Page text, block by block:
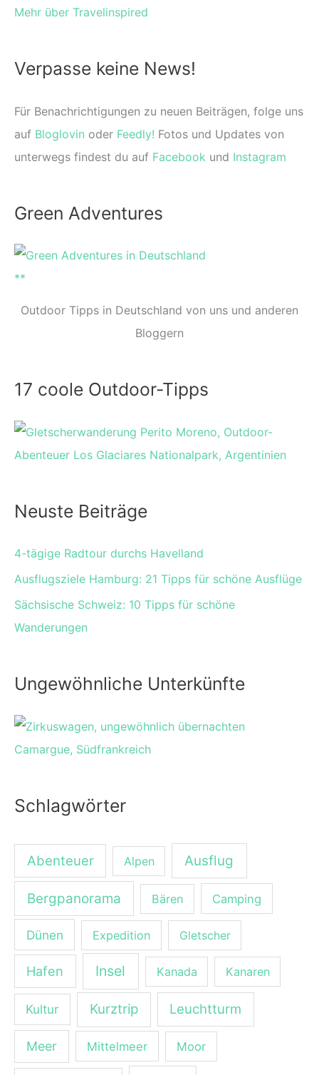
Mehr über Travelinspired
Verpasse keine News!
Für Benachrichtigungen zu neuen Beiträgen, folge uns
auf Bloglovin oder Feedly! Fotos und Updates von
unterwegs findest du auf Facebook und Instagram
Green Adventures
Outdoor Tipps in Deutschland von uns und anderen
Bloggern
17 coole Outdoor-Tipps
Neuste Beiträge
4-tägige Radtour durchs Havelland
Ausflugsziele Hamburg: 21 Tipps für schöne Ausflüge
Sächsische Schweiz: 10 Tipps für schöne
Wanderungen
Ungewöhnliche Unterkünfte
Schlagwörter
Abenteuer Alpen Ausflug
Bergpanorama Bären Camping
Dünen Expedition Gletscher
Hafen Insel Kanada Kanaren
Kultur Kurztrip Leuchtturm
Meer Mittelmeer Moor